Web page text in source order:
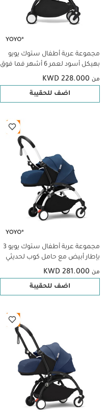
مجموعة عربة أطفال ستوك يويو
بهيكل أسود لعمر 6 أشهر فما فوق
قطع)
من KWD 228.000
اضف للحقيبة
مجموعة عربة أطفال ستوك يويو 3
بإطار أبيض مع حامل كوب لحديثي
الولادة فأكثر - أوليف، 3 قطع
من KWD 281.000
اضف للحقيبة